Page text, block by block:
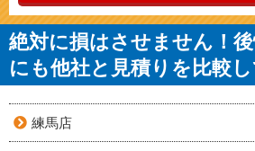
絶対に損はさせません！
にも他社と見積りを比較
練馬店